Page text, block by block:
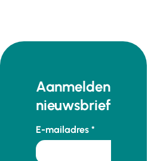
Aanmelden
nieuwsbrief
E-mailadres